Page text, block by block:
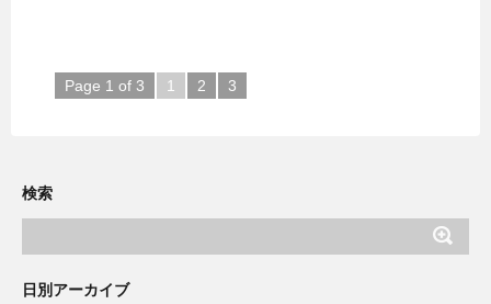
Page 1 of 3 1 2 3
検索
日別アーカイブ